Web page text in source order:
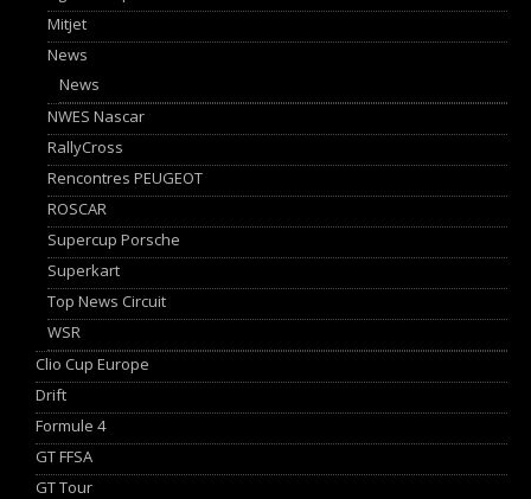
Mitjet
News
News
NWES Nascar
RallyCross
Rencontres PEUGEOT
ROSCAR
Supercup Porsche
Superkart
Top News Circuit
WSR
Clio Cup Europe
Drift
Formule 4
GT FFSA
GT Tour